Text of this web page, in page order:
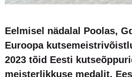
Eelmisel nädalal Poolas,
Euroopa
2023 tõid Eesti
meisterlikkuse medalit.